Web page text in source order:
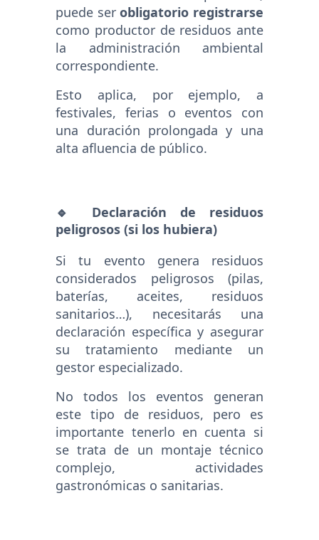
puede serobligatorio registrarse
como productor de residuos ante
la administración ambiental
correspondiente.
Esto aplica, por ejemplo, a
festivales, ferias o eventos con
una duración prolongada y una
alta afluencia de público.
🔹 Declaración de residuos
peligrosos (si los hubiera)
Si tu evento genera residuos
considerados peligrosos (pilas,
baterías, aceites, residuos
sanitarios…), necesitarás una
declaración específica y asegurar
su tratamiento mediante un
gestor especializado.
No todos los eventos generan
este tipo de residuos, pero es
importante tenerlo en cuenta si
se trata de un montaje técnico
complejo, actividades
gastronómicas o sanitarias.